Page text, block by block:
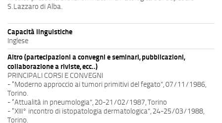
S.Lazzaro di Alba.
Capacità linguistiche
Inglese
Altro (partecipazioni a convegni e seminari, pubblicazioni,
collaborazione a riviste, ecc..)
PRINCIPALI CORSI E CONVEGNI
- “Moderno approccio ai tumori primitivi del fegato”, 07/11/1986,
Torino.
- “Attualità in pneumologia”, 20-21/02/1987, Torino
- “XIII° incontro di istopatologia dermatologica”, 24-25/03/1988,
Torino.